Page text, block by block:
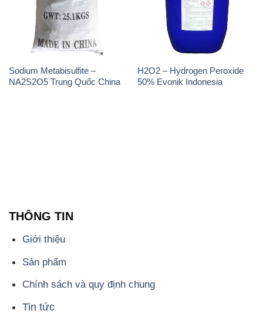
Sodium Metabisulfite –
NA2S2O5 Trung Quốc China
H2O2 – Hydrogen Peroxide
50% Evonik Indonesia
THÔNG TIN
Giới thiệu
Sản phẩm
Chính sách và quy định chung
Tin tức